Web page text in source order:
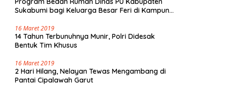
Sukabumi bagi Keluarga Besar Feri di Kampung
16 Maret 2019
14 Tahun Terbunuhnya Munir, Polri Didesak
Bentuk Tim Khusus
16 Maret 2019
2 Hari Hilang, Nelayan Tewas Mengambang di
Pantai Cipalawah Garut